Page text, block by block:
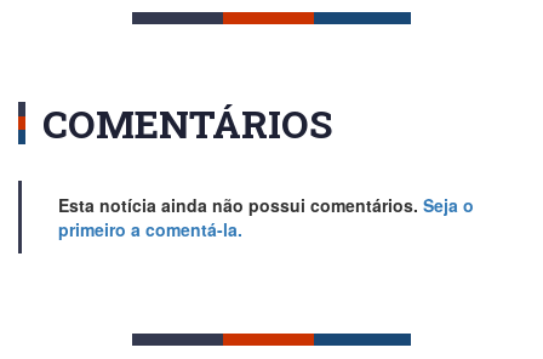
COMENTÁRIOS
Esta notícia ainda não possui comentários. Seja o
primeiro a comentá-la.